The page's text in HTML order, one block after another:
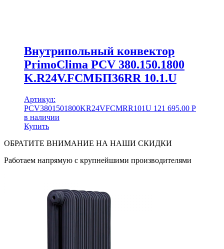
Внутрипольный конвектор
PrimoClima PCV 380.150.1800
K.R24V.FCMБП36RR 10.1.U
Артикул:
PCV3801501800KR24VFCMRR101U 121 695.00 Р
в наличии
Купить
ОБРАТИТЕ ВНИМАНИЕ НА НАШИ СКИДКИ
Работаем напрямую с крупнейшими производителями